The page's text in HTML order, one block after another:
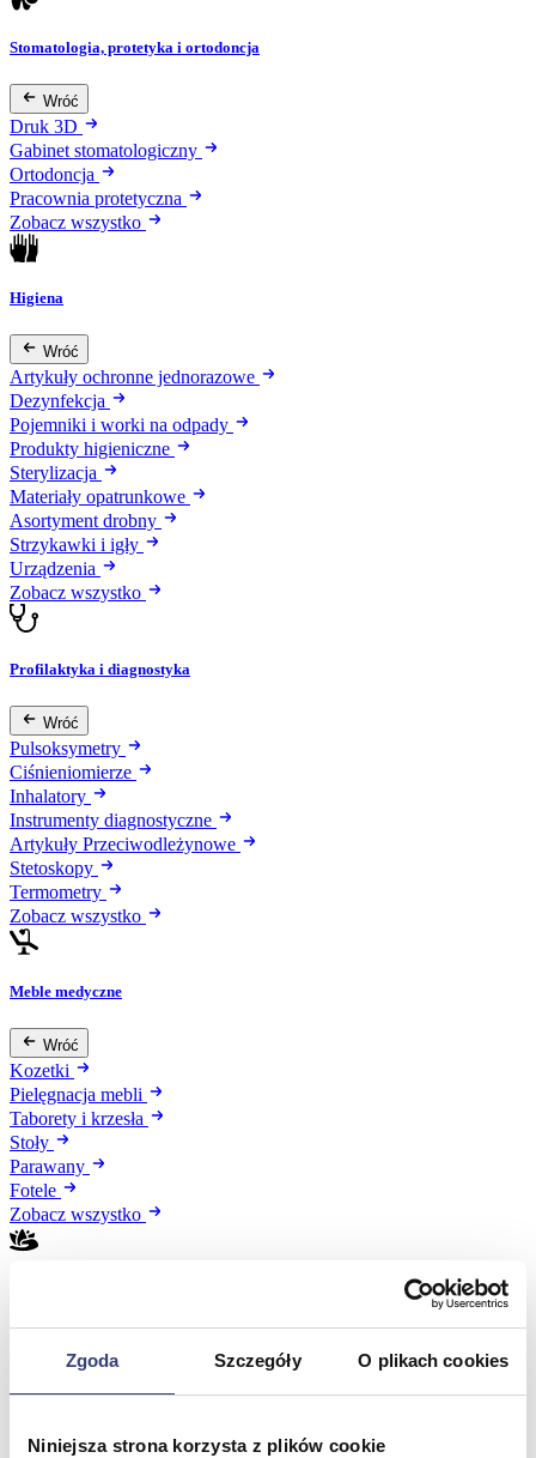
Zgoda Szczegóły O plikach cookies
Niniejsza strona korzysta z plików cookie
Stomatologia, protetyka i ortodoncja
Wróć
Druk 3D
Gabinet stomatologiczny
Ortodoncja
Pracownia protetyczna
Zobacz wszystko
Higiena
Wróć
Artykuły ochronne jednorazowe
Dezynfekcja
Pojemniki i worki na odpady
Produkty higieniczne
Sterylizacja
Materiały opatrunkowe
Asortyment drobny
Strzykawki i igły
Urządzenia
Zobacz wszystko
Profilaktyka i diagnostyka
Wróć
Pulsoksymetry
Ciśnieniomierze
Inhalatory
Instrumenty diagnostyczne
Artykuły Przeciwodleżynowe
Stetoskopy
Termometry
Zobacz wszystko
Meble medyczne
Wróć
Kozetki
Pielęgnacja mebli
Taborety i krzesła
Stoły
Parawany
Fotele
Zobacz wszystko
Fotele do masażu
Urządzenia
Zobacz wszystko